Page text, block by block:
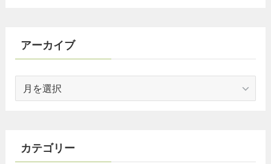
アーカイブ
カテゴリー